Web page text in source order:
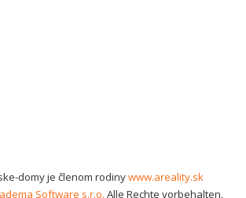
domy je členom rodinywww.areality.sk
Software s.r.o. Alle Rechte vorbehalten.